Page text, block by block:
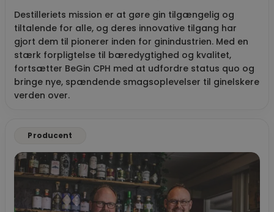
Destilleriets mission er at gøre gin tilgængelig og
tiltalende for alle, og deres innovative tilgang har
gjort dem til pionerer inden for ginindustrien. Med en
stærk forpligtelse til bæredygtighed og kvalitet,
fortsætter BeGin CPH med at udfordre status quo og
bringe nye, spændende smagsoplevelser til ginelskere
verden over.
Producent